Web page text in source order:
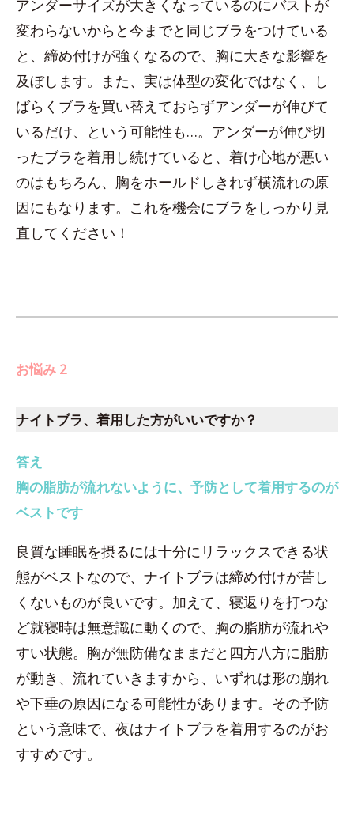
アンダーサイズが大きくなっているのにバストが
変わらないからと今までと同じブラをつけている
と、締め付けが強くなるので、胸に大きな影響を
及ぼします。また、実は体型の変化ではなく、し
ばらくブラを買い替えておらずアンダーが伸びて
いるだけ、という可能性も…。アンダーが伸び切
ったブラを着用し続けていると、着け心地が悪い
のはもちろん、胸をホールドしきれず横流れの原
因にもなります。これを機会にブラをしっかり見
直してください！
お悩み 2
ナイトブラ、着用した方がいいですか？
答え
胸の脂肪が流れないように、予防として着用するのが
ベストです
良質な睡眠を摂るには十分にリラックスできる状
態がベストなので、ナイトブラは締め付けが苦し
くないものが良いです。加えて、寝返りを打つな
ど就寝時は無意識に動くので、胸の脂肪が流れや
すい状態。胸が無防備なままだと四方八方に脂肪
が動き、流れていきますから、いずれは形の崩れ
や下垂の原因になる可能性があります。その予防
という意味で、夜はナイトブラを着用するのがお
すすめです。